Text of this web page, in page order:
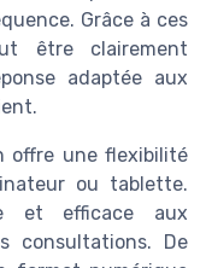
Grâce à ces
être clairement
adaptée aux
offre une flexibilité
ou tablette.
et efficace aux
consultations. De